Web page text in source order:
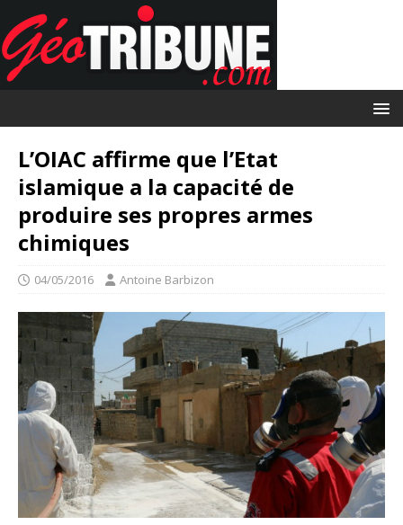
L’OIAC affirme que l’Etat
islamique a la capacité de
produire ses propres armes
chimiques
04/05/2016 Antoine Barbizon